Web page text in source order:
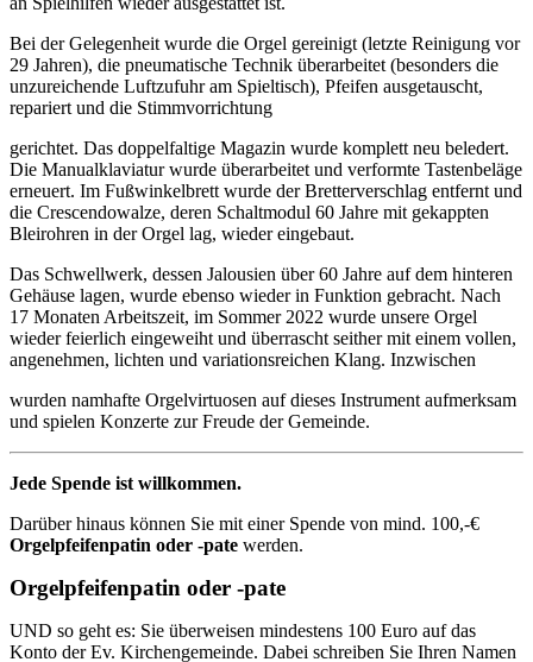
Bei der Gelegenheit wurde die Orgel gereinigt (letzte Reinigung vor
29 Jahren), die pneumatische Technik überarbeitet (besonders die
unzureichende Luftzufuhr am Spieltisch), Pfeifen ausgetauscht,
repariert und die Stimmvorrichtung
gerichtet. Das doppelfaltige Magazin wurde komplett neu beledert.
Die Manualklaviatur wurde überarbeitet und verformte Tastenbeläge
erneuert. Im Fußwinkelbrett wurde der Bretterverschlag entfernt und
die Crescendowalze, deren Schaltmodul 60 Jahre mit gekappten
Bleirohren in der Orgel lag, wieder eingebaut.
Das Schwellwerk, dessen Jalousien über 60 Jahre auf dem hinteren
Gehäuse lagen, wurde ebenso wieder in Funktion gebracht. Nach
17 Monaten Arbeitszeit, im Sommer 2022 wurde unsere Orgel
wieder feierlich eingeweiht und überrascht seither mit einem vollen,
angenehmen, lichten und variationsreichen Klang. Inzwischen
wurden namhafte Orgelvirtuosen auf dieses Instrument aufmerksam
und spielen Konzerte zur Freude der Gemeinde.
Jede Spende ist willkommen.
Darüber hinaus können Sie mit einer Spende von mind. 100,-€
Orgelpfeifenpatin oder -pate werden.
Orgelpfeifenpatin oder -pate
UND so geht es: Sie überweisen mindestens 100 Euro auf das
Konto der Ev. Kirchengemeinde. Dabei schreiben Sie Ihren Namen